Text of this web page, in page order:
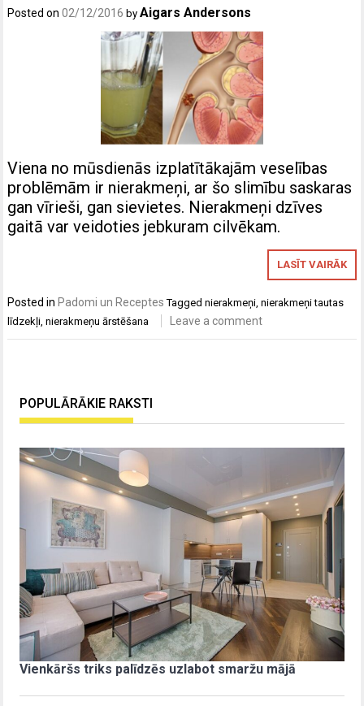
Posted on02/12/2016 byAigars Andersons
Viena no mūsdienās izplatītākajām veselības
problēmām ir nierakmeņi, ar šo slimību saskaras
gan vīrieši, gan sievietes. Nierakmeņi dzīves
gaitā var veidoties jebkuram cilvēkam.
LASĪT VAIRĀK
Posted in Padomi un Receptes Taggednierakmeņi,nierakmeņi tautas
līdzekļi,nierakmeņu ārstēšana Leave a comment
POPULĀRĀKIE RAKSTI
Vienkāršs triks palīdzēs uzlabot smaržu mājā